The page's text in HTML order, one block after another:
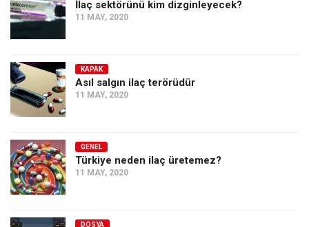
İlaç sektörünü kim dizginleyecek?
11 MAY, 2020
KAPAK
Asıl salgın ilaç terörüdür
11 MAY, 2020
GENEL
Türkiye neden ilaç üretemez?
11 MAY, 2020
DOSYA